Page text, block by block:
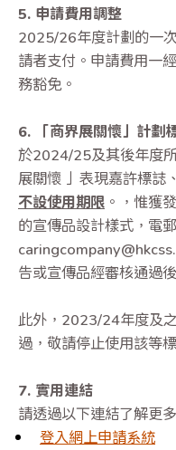
5. 申請費用調整
2025/26年度計劃的一
請者支付。申請費用一
務豁免。
6. 「商界展關懷」計劃
於2024/25及其後年度
展關懷 」表現嘉許標誌
不設使用期限 。，惟獲
的宣傳品設計樣式，電
告或宣傳品經審核通過
此外，2023/24年度及
過，敬請停止使用該等
7. 實用連結
請透過以下連結了解更
登入網上申請系統